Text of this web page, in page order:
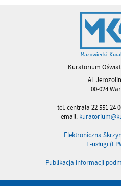
Kuratorium
Al.
00-024
tel. centrala 22 551 24
email:
Elektroniczna
E-usługi
Publikacja informacji